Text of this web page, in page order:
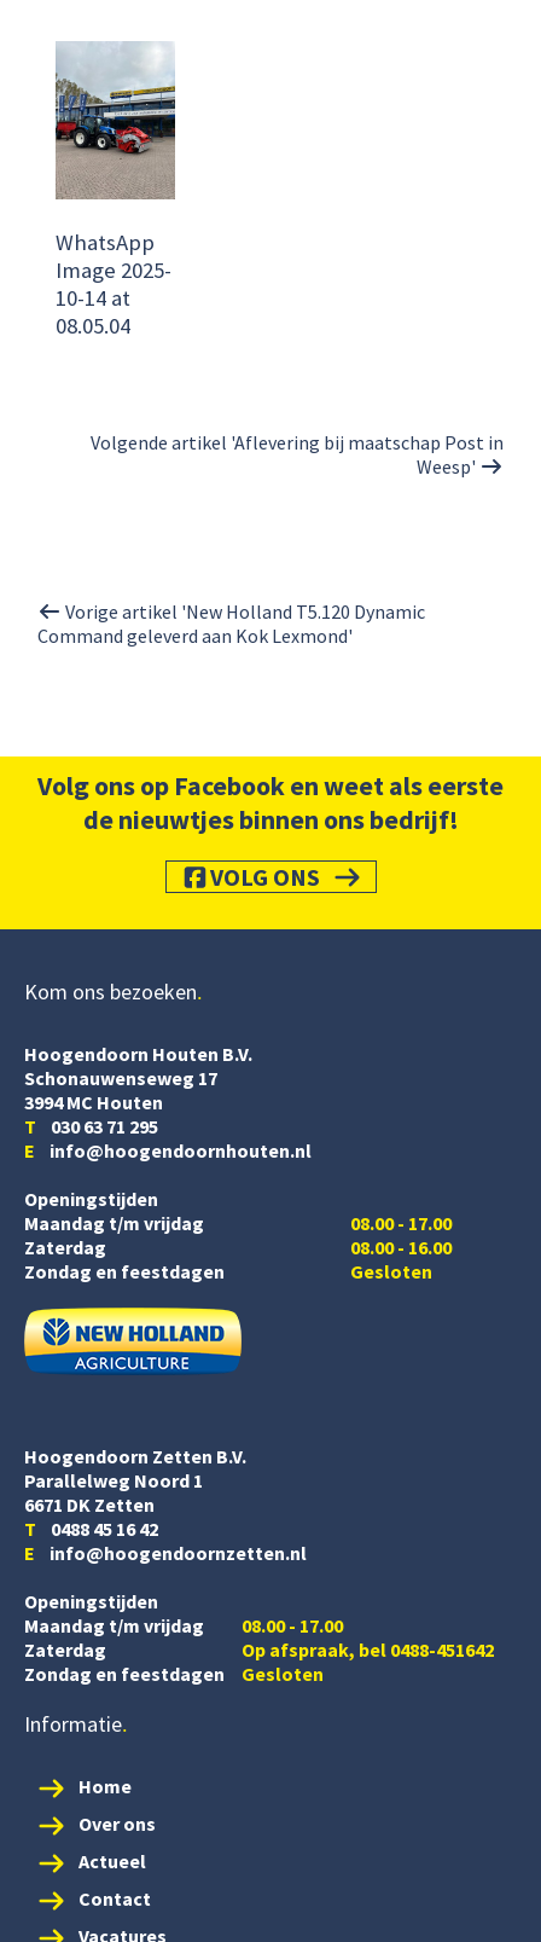
WhatsApp
Image 2025-
10-14 at
08.05.04
Volgende artikel 'Aflevering bij maatschap Post in
Weesp'
Vorige artikel 'New Holland T5.120 Dynamic
Command geleverd aan Kok Lexmond'
Volg ons op Facebook en weet als eerste
de nieuwtjes binnen ons bedrijf!
VOLG ONS
Kom ons bezoeken
Hoogendoorn Houten B.V.
Schonauwenseweg 17
3994 MC Houten
T 030 63 71 295
E info@hoogendoornhouten.nl
Openingstijden
Maandag t/m vrijdag
Zaterdag
08.00 - 17.00
08.00 - 16.00
Zondag en feestdagen
Gesloten
Hoogendoorn Zetten B.V.
Parallelweg Noord 1
6671 DK Zetten
T 0488 45 16 42
E info@hoogendoornzetten.nl
Openingstijden
Maandag t/m vrijdag
08.00 - 17.00
Zaterdag
Op afspraak, bel 0488-451642
Zondag en feestdagen
Gesloten
Informatie
Home
Over ons
Actueel
Contact
Vacatures